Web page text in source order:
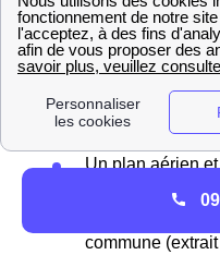
au réseau d'électricité,
demande en ligne à
dossier comprenant
La puissance
La date limite
Un plan aérien
commune